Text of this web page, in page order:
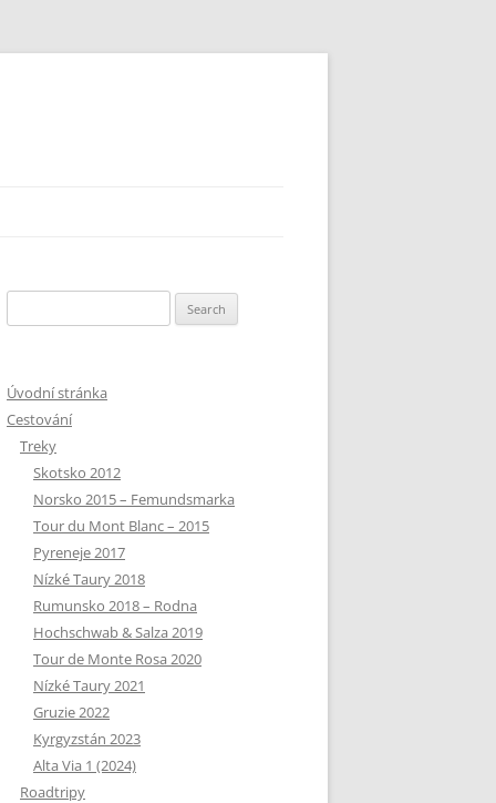
for:
Úvodní stránka
Cestování
Treky
Skotsko 2012
Norsko 2015 – Femundsmarka
Tour du Mont Blanc – 2015
Pyreneje 2017
Nízké Taury 2018
Rumunsko 2018 – Rodna
Hochschwab & Salza 2019
Tour de Monte Rosa 2020
Nízké Taury 2021
Gruzie 2022
Kyrgyzstán 2023
Alta Via 1 (2024)
Roadtripy